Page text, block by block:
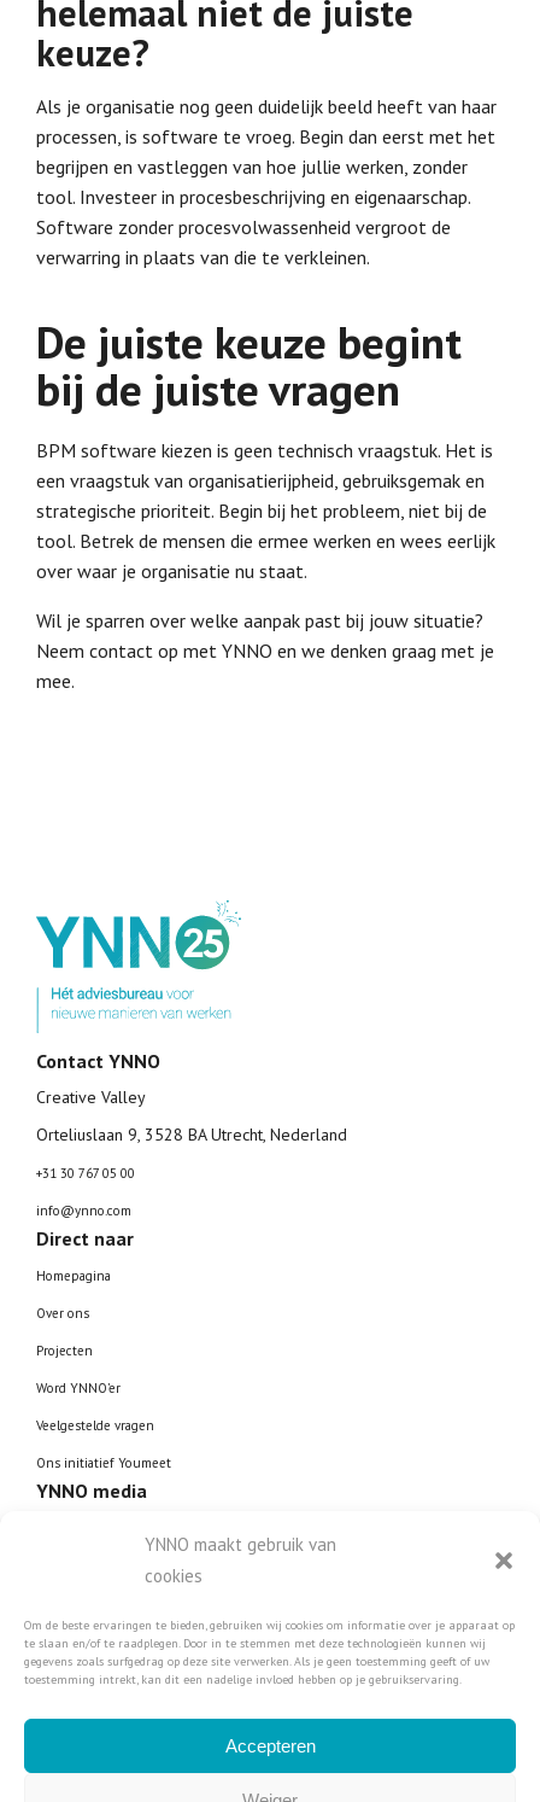
YNNO maakt gebruik van
cookies
Om de beste ervaringen te bieden, gebruiken wij cookies om informatie over je apparaat op
te slaan en/of te raadplegen. Door in te stemmen met deze technologieën kunnen wij
gegevens zoals surfgedrag op deze site verwerken. Als je geen toestemming geeft of uw
toestemming intrekt, kan dit een nadelige invloed hebben op je gebruikservaring.
Accepteren
helemaal niet de juiste
keuze?
Als je organisatie nog geen duidelijk beeld heeft van haar
processen, is software te vroeg. Begin dan eerst met het
begrijpen en vastleggen van hoe jullie werken, zonder
tool. Investeer in procesbeschrijving en eigenaarschap.
Software zonder procesvolwassenheid vergroot de
verwarring in plaats van die te verkleinen.
De juiste keuze begint
bij de juiste vragen
BPM software kiezen is geen technisch vraagstuk. Het is
een vraagstuk van organisatierijpheid, gebruiksgemak en
strategische prioriteit. Begin bij het probleem, niet bij de
tool. Betrek de mensen die ermee werken en wees eerlijk
over waar je organisatie nu staat.
Wil je sparren over welke aanpak past bij jouw situatie?
Neem contact op met YNNO en we denken graag met je
mee.
Contact YNNO
Creative Valley
Orteliuslaan 9, 3528 BA Utrecht, Nederland
+31 30 767 05 00
info@ynno.com
Direct naar
Homepagina
Over ons
Projecten
Word YNNO’er
Veelgestelde vragen
Ons initiatief Youmeet
YNNO media
koptelefoon op en laat je
van werk.
Luister hier